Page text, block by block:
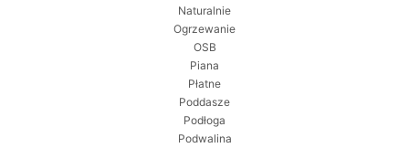
Naturalnie
Ogrzewanie
OSB
Piana
Płatne
Poddasze
Podłoga
Podwalina